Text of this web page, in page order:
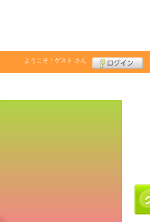
ようこそ！ ゲスト さん